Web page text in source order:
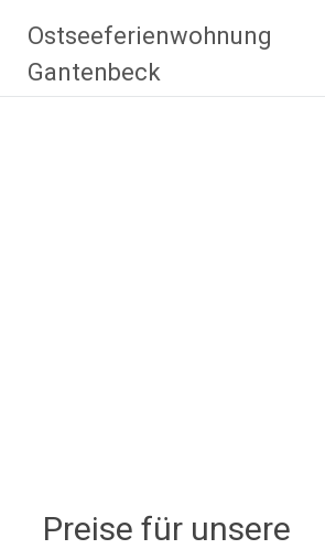
Inhalt
springen
Ostseeferienwohnung
Gantenbeck
Preise für unsere